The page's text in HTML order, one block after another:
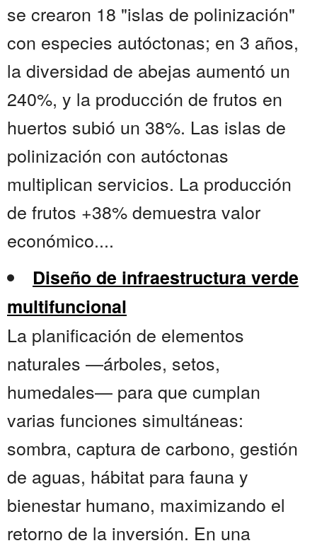
se crearon 18 "islas de polinización"
con especies autóctonas; en 3 años,
la diversidad de abejas aumentó un
240%, y la producción de frutos en
huertos subió un 38%. Las islas de
polinización con autóctonas
multiplican servicios. La producción
de frutos +38% demuestra valor
económico....
Diseño de infraestructura verde
multifuncional
La planificación de elementos
naturales —árboles, setos,
humedales— para que cumplan
varias funciones simultáneas:
sombra, captura de carbono, gestión
de aguas, hábitat para fauna y
bienestar humano, maximizando el
retorno de la inversión. En una